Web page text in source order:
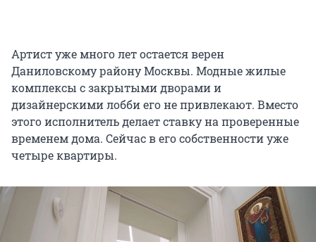
Артист уже много лет остается верен
Даниловскому району Москвы. Модные жилые
комплексы с закрытыми дворами и
дизайнерскими лобби его не привлекают. Вместо
этого исполнитель делает ставку на проверенные
временем дома. Сейчас в его собственности уже
четыре квартиры.